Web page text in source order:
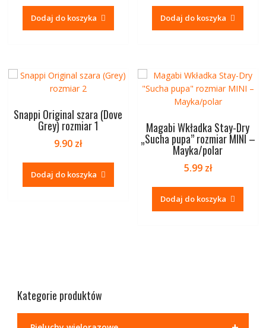
Dodaj do koszyka Dodaj do koszyka
Snappi Original szara (Dove
Grey) rozmiar 1
9.90 zł
Dodaj do koszyka
Magabi Wkładka Stay-Dry
„Sucha pupa” rozmiar MINI –
Mayka/polar
5.99 zł
Dodaj do koszyka
Kategorie produktów